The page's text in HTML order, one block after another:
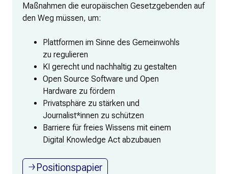
Maßnahmen die europäischen Gesetzgebenden auf
den Weg müssen, um:
Plattformen im Sinne des Gemeinwohls
zu regulieren
KI gerecht und nachhaltig zu gestalten
Open Source Software und Open
Hardware zu fördern
Privatsphäre zu stärken und
Journalist*innen zu schützen
Barriere für freies Wissens mit einem
Digital Knowledge Act abzubauen
Positionspapier